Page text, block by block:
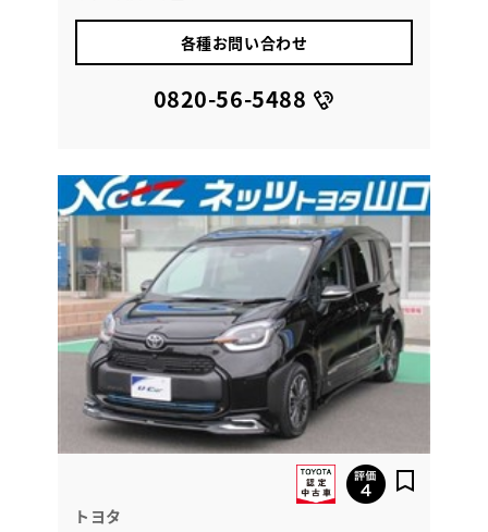
各種お問い合わせ
0820-56-5488
トヨタ